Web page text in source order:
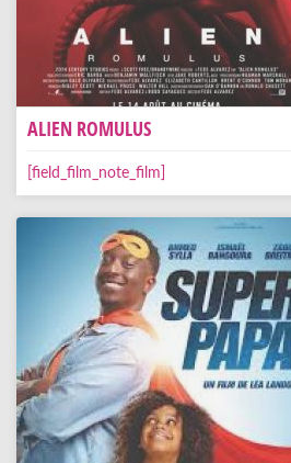
ALIEN ROMULUS
[field_film_note_film]